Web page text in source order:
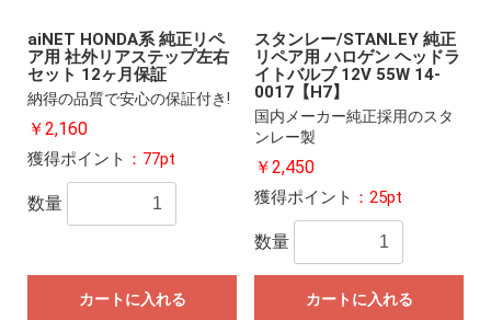
aiNET HONDA系 純正リペ
ア用 社外リアステップ左右
セット 12ヶ月保証
納得の品質で安心の保証付き!
￥2,160
獲得ポイント ：77pt
数量
カートに入れる
スタンレー/STANLEY 純正
リペア用 ハロゲン ヘッドラ
イトバルブ 12V 55W 14-
0017【H7】
国内メーカー純正採用のスタ
ンレー製
￥2,450
獲得ポイント ：25pt
数量
カートに入れる